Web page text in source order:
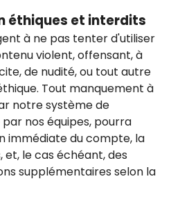
éthiques et interdits
à ne pas tenter d'utiliser
violent, offensant, à
de nudité, ou tout autre
Tout manquement à
notre système de
nos équipes, pourra
immédiate du compte, la
le cas échéant, des
supplémentaires selon la